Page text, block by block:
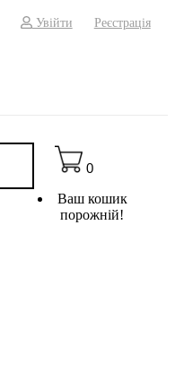
Увійти Реєстрація
0
Ваш кошик
порожній!